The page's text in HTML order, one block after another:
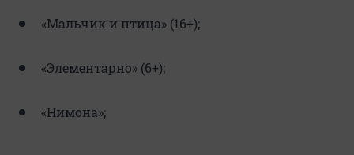
«Мальчик и птица» (16+);
«Элементарно» (6+);
«Нимона»;